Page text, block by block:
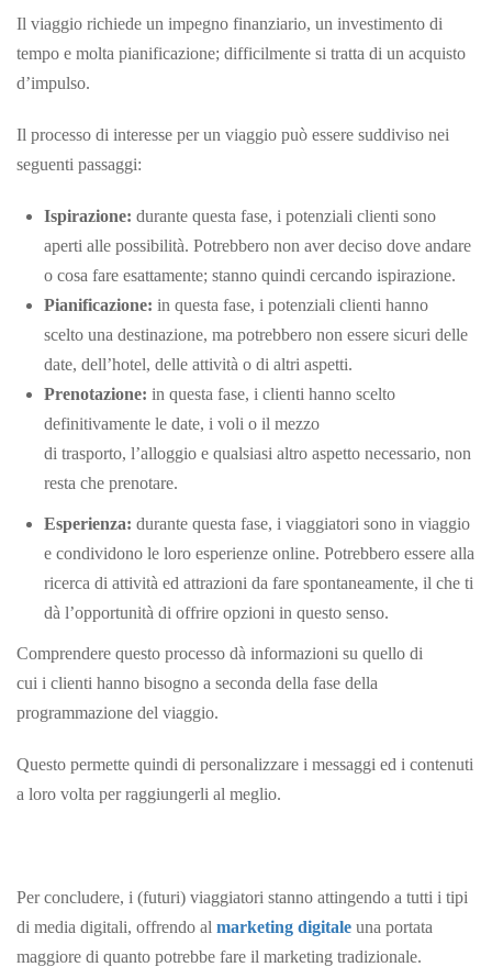
Il viaggio richiede un impegno finanziario, un investimento di
tempo e molta pianificazione; difficilmente si tratta di un acquisto
d’impulso.
Il processo di interesse per un viaggio può essere suddiviso nei
seguenti passaggi:
Ispirazione: durante questa fase, i potenziali clienti sono
aperti alle possibilità. Potrebbero non aver deciso dove andare
o cosa fare esattamente; stanno quindi cercando ispirazione.
Pianificazione: in questa fase, i potenziali clienti hanno
scelto una destinazione, ma potrebbero non essere sicuri delle
date, dell’hotel, delle attività o di altri aspetti.
Prenotazione: in questa fase, i clienti hanno scelto
definitivamente le date, i voli o il mezzo
di trasporto, l’alloggio e qualsiasi altro aspetto necessario, non
resta che prenotare.
Esperienza: durante questa fase, i viaggiatori sono in viaggio
e condividono le loro esperienze online. Potrebbero essere alla
ricerca di attività ed attrazioni da fare spontaneamente, il che ti
dà l’opportunità di offrire opzioni in questo senso.
Comprendere questo processo dà informazioni su quello di
cui i clienti hanno bisogno a seconda della fase della
programmazione del viaggio.
Questo permette quindi di personalizzare i messaggi ed i contenuti
a loro volta per raggiungerli al meglio.
Per concludere, i (futuri) viaggiatori stanno attingendo a tutti i tipi
di media digitali, offrendo al marketing digitale una portata
maggiore di quanto potrebbe fare il marketing tradizionale.